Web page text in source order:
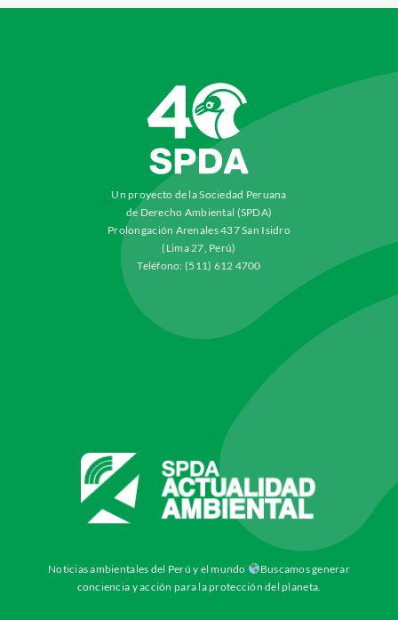
Un proyecto de la Sociedad Peruana
de Derecho Ambiental (SPDA)
Prolongación Arenales 437 San Isidro
(Lima 27, Perú)
Teléfono: (511) 612 4700
Noticias ambientales del Perú y el mundo
Buscamos generar
conciencia y acción para la protección del planeta.